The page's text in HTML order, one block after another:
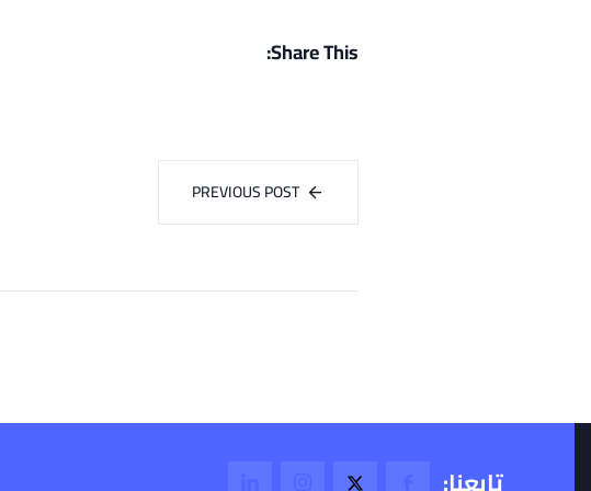
Share This:
PREVIOUS POST